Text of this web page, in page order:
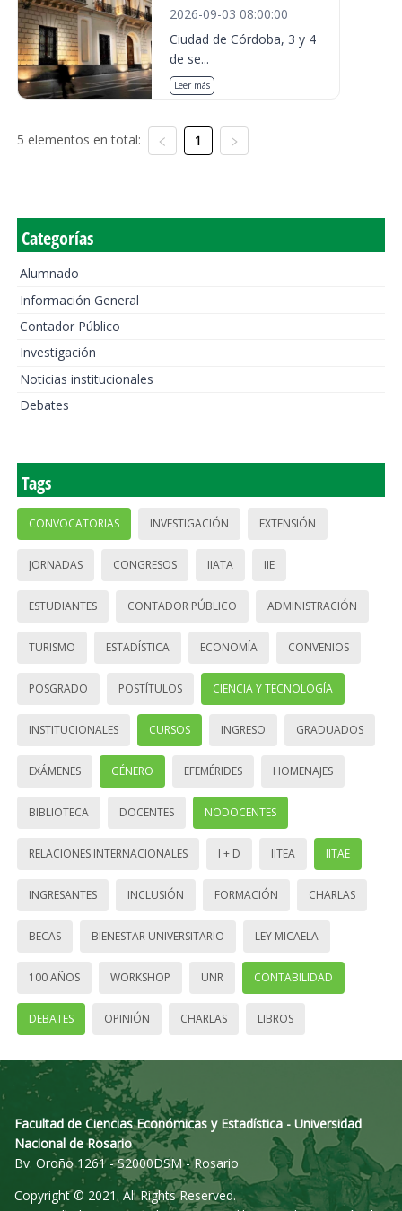
2026-09-03 08:00:00
Ciudad de Córdoba, 3 y 4
de se...
Leer más
5 elementos en total: 1
Categorías
Alumnado
Información General
Contador Público
Investigación
Noticias institucionales
Debates
Tags
CONVOCATORIAS INVESTIGACIÓN EXTENSIÓN
JORNADAS CONGRESOS IIATA IIE
ESTUDIANTES CONTADOR PÚBLICO ADMINISTRACIÓN
TURISMO ESTADÍSTICA ECONOMÍA CONVENIOS
POSGRADO POSTÍTULOS CIENCIA Y TECNOLOGÍA
INSTITUCIONALES CURSOS INGRESO GRADUADOS
EXÁMENES GÉNERO EFEMÉRIDES HOMENAJES
BIBLIOTECA DOCENTES NODOCENTES
RELACIONES INTERNACIONALES I + D IITEA IITAE
INGRESANTES INCLUSIÓN FORMACIÓN CHARLAS
BECAS BIENESTAR UNIVERSITARIO LEY MICAELA
100 AÑOS WORKSHOP UNR CONTABILIDAD
DEBATES OPINIÓN CHARLAS LIBROS
Facultad de Ciencias Económicas y Estadística - Universidad
Nacional de Rosario
Bv. Oroño 1261 - S2000DSM - Rosario
Copyright © 2021. All Rights Reserved.